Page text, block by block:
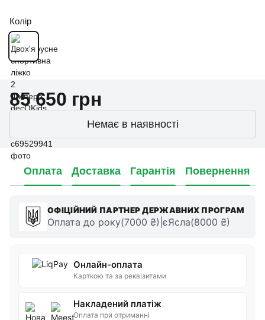
Колір
85 650 грн
Немає в наявності
Оплата Доставка Гарантія Повернення
ОФІЦІЙНИЙ ПАРТНЕР ДЕРЖАВНИХ ПРОГРАМ
Оплата до року(7000 ₴)|єЯсла(8000 ₴)
Онлайн-оплата
Карткою та за реквізитами
Накладений платіж
Оплата при отриманні